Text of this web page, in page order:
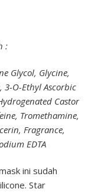
:
Glycol, Glycine,
3-O-Ethyl Ascorbic
Castor
Tromethamine,
Fragrance,
EDTA
ini sudah
Star